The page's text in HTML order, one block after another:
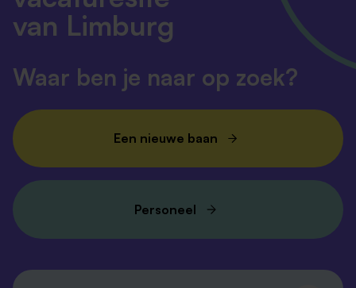
van Limburg
Waar ben je naar op zoek?
Een nieuwe baan
Personeel